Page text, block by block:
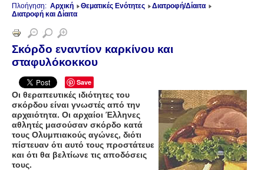
Πλοήγηση: Αρχική Θεματικές Ενότητες
Διατροφή/Δίαιτα
Διατροφή και Δίαιτα
Σκόρδο εναντίον καρκίνου και
σταφυλόκοκκου
Save
Οι θεραπευτικές ιδιότητες του
σκόρδου είναι γνωστές από την
αρχαιότητα. Οι αρχαίοι Έλληνες
αθλητές μασούσαν σκόρδο κατά
τους Ολυμπιακούς αγώνες, διότι
πίστευαν ότι αυτό τους προστάτευε
και ότι θα βελτίωνε τις αποδόσεις
τους.